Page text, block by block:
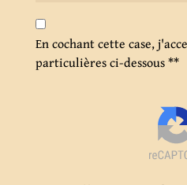
En cochant cette case,
particulières ci-dessous **